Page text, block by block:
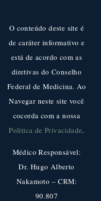
O conteúdo deste site é
de caráter informativo e
está de acordo com as
diretivas do Conselho
Federal de Medicina. Ao
Navegar neste site você
cocorda com a nossa
Política de Privacidade.
Médico Responsável:
Dr. Hugo Alberto
Nakamoto – CRM:
90.807